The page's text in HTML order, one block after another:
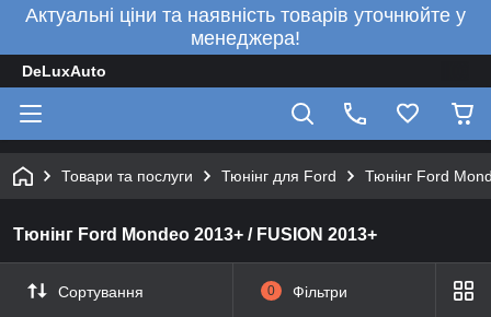
Актуальні ціни та наявність товарів уточнюйте у
менеджера!
DeLuxAuto
Товари та послуги Тюнінг для Ford Тюнінг Ford
Тюнінг Ford Mondeo 2013+ / FUSION 2013+
Сортування 0 Фільтри